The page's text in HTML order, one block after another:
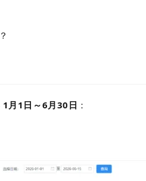
1月1日～6月30日 ：